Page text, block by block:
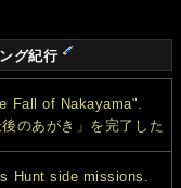
グ紀行
Fall of Nakayama".
のあがき」を完了した
Hunt side missions.